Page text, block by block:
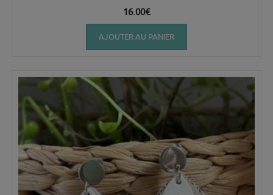
16.00€
AJOUTER AU PANIER